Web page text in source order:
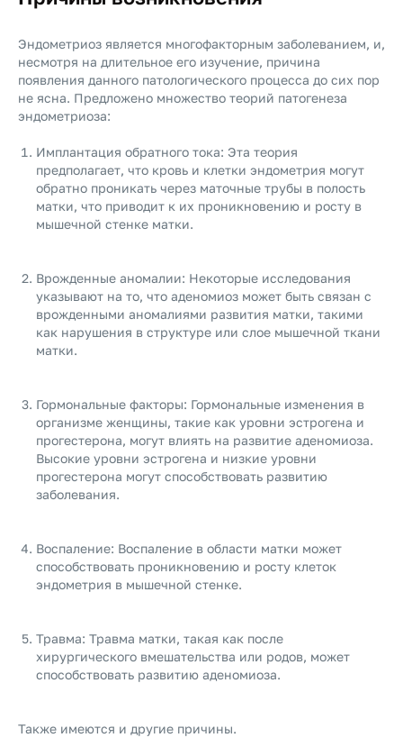
Эндометриоз является многофакторным заболеванием, и,
несмотря на длительное его изучение, причина
появления данного патологического процесса до сих пор
не ясна. Предложено множество теорий патогенеза
эндометриоза:
Имплантация обратного тока: Эта теория
предполагает, что кровь и клетки эндометрия могут
обратно проникать через маточные трубы в полость
матки, что приводит к их проникновению и росту в
мышечной стенке матки.
Врожденные аномалии: Некоторые исследования
указывают на то, что аденомиоз может быть связан с
врожденными аномалиями развития матки, такими
как нарушения в структуре или слое мышечной ткани
матки.
Гормональные факторы: Гормональные изменения в
организме женщины, такие как уровни эстрогена и
прогестерона, могут влиять на развитие аденомиоза.
Высокие уровни эстрогена и низкие уровни
прогестерона могут способствовать развитию
заболевания.
Воспаление: Воспаление в области матки может
способствовать проникновению и росту клеток
эндометрия в мышечной стенке.
Травма: Травма матки, такая как после
хирургического вмешательства или родов, может
способствовать развитию аденомиоза.
Также имеются и другие причины.